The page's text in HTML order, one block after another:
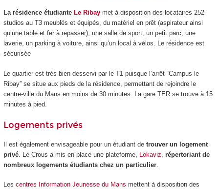
La résidence étudiante Le Ribay met à disposition des locataires 252
studios au T3 meublés et équipés, du matériel en prêt (aspirateur ainsi
qu’une table et fer à repasser), une salle de sport, un petit parc, une
laverie, un parking à voiture, ainsi qu’un local à vélos. Le résidence est
sécurisée
Le quartier est très bien desservi par le T1 puisque l’arrêt “Campus le
Ribay” se situe aux pieds de la résidence, permettant de rejoindre le
centre-ville du Mans en moins de 30 minutes. La gare TER se trouve à 15
minutes à pied.
Logements privés
Il est également envisageable pour un étudiant detrouver un logement
privé. Le Crous a mis en place une plateforme, Lokaviz répertoriant de
nombreux logements étudiants chez un particulier.
Les centres Information Jeunesse du Mans mettent à disposition des